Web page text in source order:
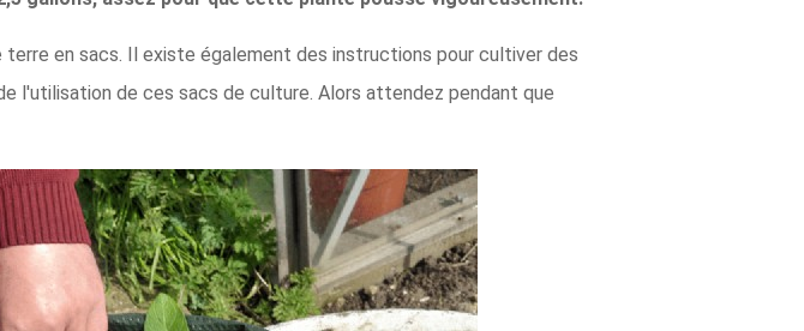
en sacs. Il existe également des instructions pour cultiver des
l'utilisation de ces sacs de culture. Alors attendez pendant que